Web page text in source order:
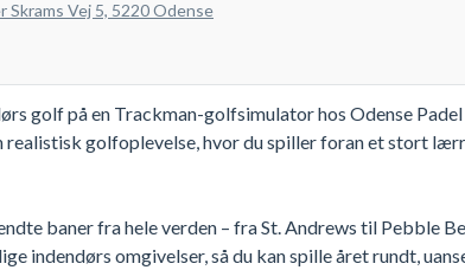
Skrams Vej 5, 5220 Odense
golf på en Trackman-golfsimulator hos Odense Padel
realistisk golfoplevelse, hvor du spiller foran et stort
baner fra hele verden – fra St. Andrews til Pebble
indendørs omgivelser, så du kan spille året rundt,